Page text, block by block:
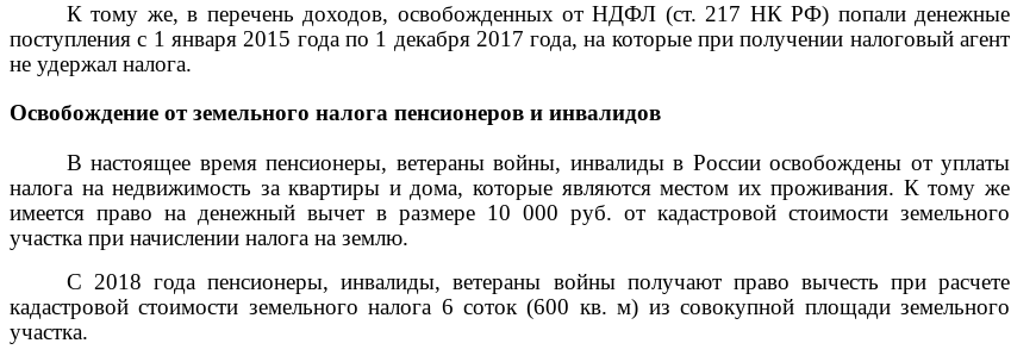
К тому же, в перечень доходов, освобожденных от НДФЛ (ст. 217 НК РФ) попали денежные
поступления с 1 января 2015 года по 1 декабря 2017 года, на которые при получении налоговый агент
не удержал налога.
Освобождение от земельного налога пенсионеров и инвалидов
В настоящее время пенсионеры, ветераны войны, инвалиды в России освобождены от уплаты
налога на недвижимость за квартиры и дома, которые являются местом их проживания. К тому же
имеется право на денежный вычет в размере 10 000 руб. от кадастровой стоимости земельного
участка при начислении налога на землю.
С 2018 года пенсионеры, инвалиды, ветераны войны получают право вычесть при расчете
кадастровой стоимости земельного налога 6 соток (600 кв. м) из совокупной площади земельного
участка.